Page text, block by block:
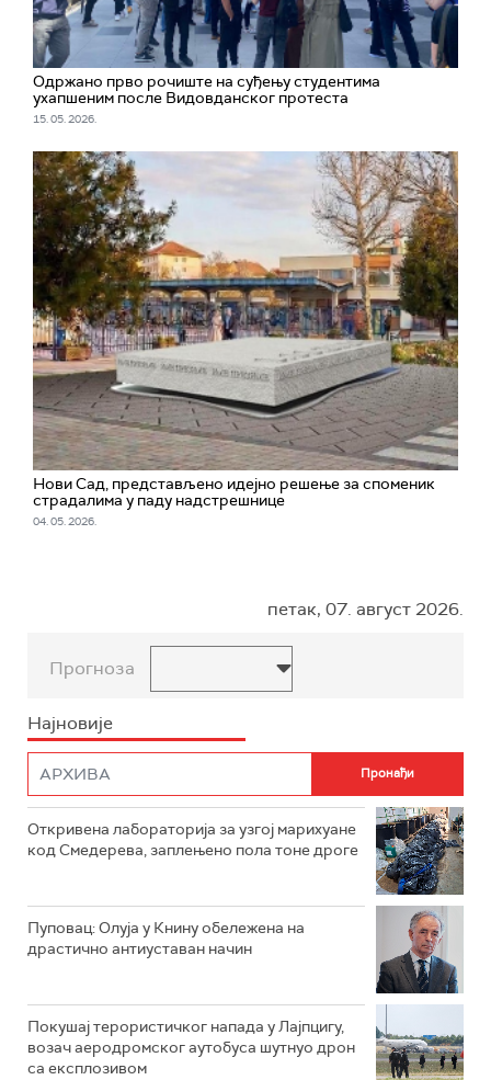
Одржано прво рочиште на суђењу студентима
ухапшеним после Видовданског протеста
15. 05. 2026.
Нови Сад, представљено идејно решење за споменик
страдалима у паду надстрешнице
04. 05. 2026.
петак, 07. август 2026.
Прогноза
Најновије
Откривена лабораторија за узгој марихуане
код Смедерева, заплењено пола тоне дроге
Пуповац: Олуја у Книну обележена на
драстично антиуставан начин
Покушај терористичког напада у Лајпцигу,
возач аеродромског аутобуса шутнуо дрон
са експлозивом